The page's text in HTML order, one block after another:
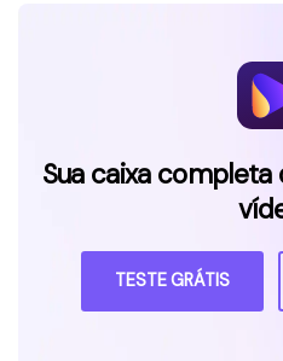
Sua caixa
TESTE GRÁTIS